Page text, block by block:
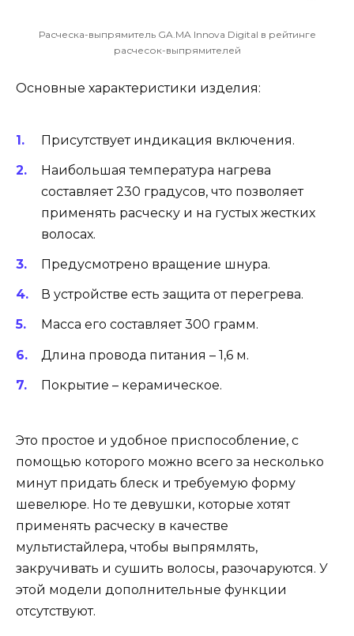
Расческа-выпрямитель GA.MA Innova Digital в рейтинге
расчесок-выпрямителей
Основные характеристики изделия:
Присутствует индикация включения.
Наибольшая температура нагрева
составляет 230 градусов, что позволяет
применять расческу и на густых жестких
волосах.
Предусмотрено вращение шнура.
В устройстве есть защита от перегрева.
Масса его составляет 300 грамм.
Длина провода питания – 1,6 м.
Покрытие – керамическое.
Это простое и удобное приспособление, с
помощью которого можно всего за несколько
минут придать блеск и требуемую форму
шевелюре. Но те девушки, которые хотят
применять расческу в качестве
мультистайлера, чтобы выпрямлять,
закручивать и сушить волосы, разочаруются. У
этой модели дополнительные функции
отсутствуют.